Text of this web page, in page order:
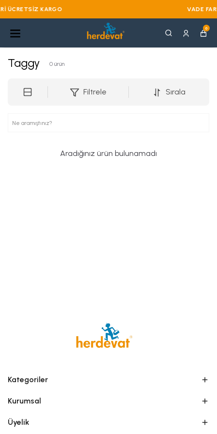
VADE FARKSIZ 3 TAKSIT
0
Taggy 0 ürün
Filtrele Sırala
Aradığınız ürün bulunamadı
Kategoriler
Kurumsal
Üyelik